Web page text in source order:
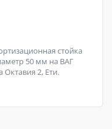
стойка
50 мм на ВАГ
2, Ети.